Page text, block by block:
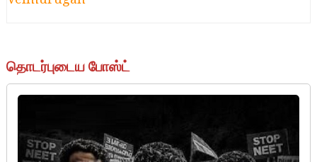
தொடர்புடைய போஸ்ட்